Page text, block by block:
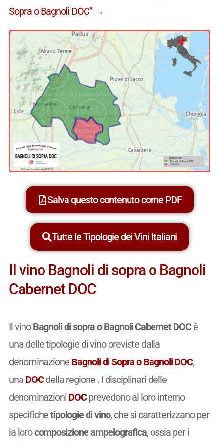
Sopra o Bagnoli DOC” →
Salva questo contenuto come PDF
Tutte le Tipologie dei Vini Italiani
Il vino Bagnoli di sopra o Bagnoli
Cabernet DOC
Il vinoBagnoli di sopra o Bagnoli Cabernet DOCè
una delle tipologie di vino previste dalla
denominazione Bagnoli di Sopra o Bagnoli DOC,
una DOCdella regione . I disciplinari delle
denominazioni DOCprevedono al loro interno
specifichetipologie di vino, che si caratterizzano per
la lorocomposizione ampelografica, ossia per i